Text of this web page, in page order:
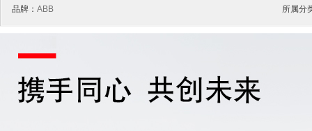
品牌： ABB 所属分